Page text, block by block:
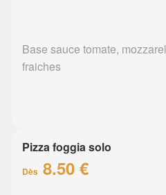
Base sauce tomate,
fraiches
Pizza foggia solo
Dès 8.50 €